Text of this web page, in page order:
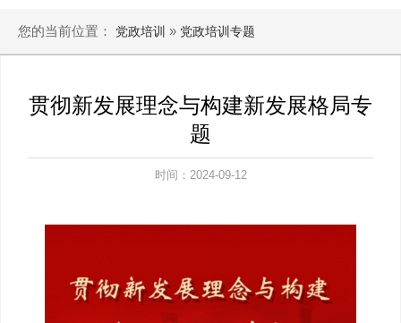
您的当前位置： 党政培训 » 党政培训专题
贯彻新发展理念与构建新发展格局专
题
时间：2024-09-12